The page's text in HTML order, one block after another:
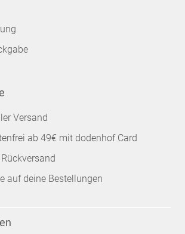
Versand
ab 49€ mit dodenhof Card
auf deine Bestellungen